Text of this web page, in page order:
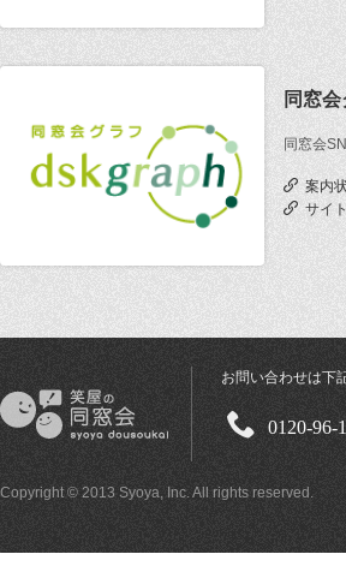
同窓
同窓会
案内
サイ
お問い合わせは下
0120-96-
Copyright © 2013 Syoya, Inc. All rights reserved.